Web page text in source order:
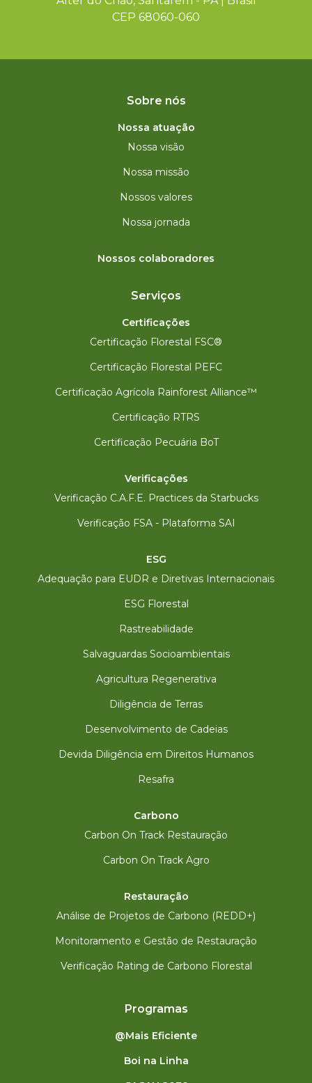
CEP 68060-060
Sobre nós
Nossa atuação
Nossa visão
Nossa missão
Nossos valores
Nossa jornada
Nossos colaboradores
Serviços
Certificações
Certificação Florestal FSC®
Certificação Florestal PEFC
Certificação Agrícola Rainforest Alliance™
Certificação RTRS
Certificação Pecuária BoT
Verificações
Verificação C.A.F.E. Practices da Starbucks
Verificação FSA - Plataforma SAI
ESG
Adequação para EUDR e Diretivas Internacionais
ESG Florestal
Rastreabilidade
Salvaguardas Socioambientais
Agricultura Regenerativa
Diligência de Terras
Desenvolvimento de Cadeias
Devida Diligência em Direitos Humanos
Resafra
Carbono
Carbon On Track Restauração
Carbon On Track Agro
Restauração
Análise de Projetos de Carbono (REDD+)
Monitoramento e Gestão de Restauração
Verificação Rating de Carbono Florestal
Programas
@Mais Eficiente
Boi na Linha